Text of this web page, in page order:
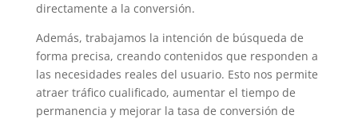
directamente a la conversión.
Además, trabajamos la intención de búsqueda de
forma precisa, creando contenidos que responden a
las necesidades reales del usuario. Esto nos permite
atraer tráfico cualificado, aumentar el tiempo de
permanencia y mejorar la tasa de conversión de